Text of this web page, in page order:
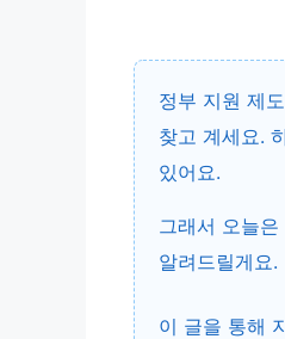
정부 지원 제
찾고 계세요.
있어요.
그래서 오늘은
알려드릴게요.
이 글을 통해